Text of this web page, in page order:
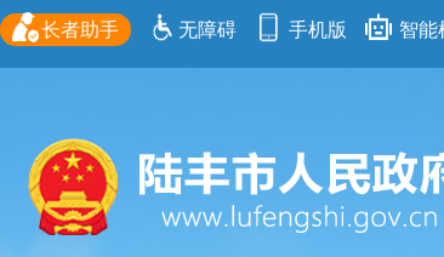
长者助手 无障碍 手机版 智能